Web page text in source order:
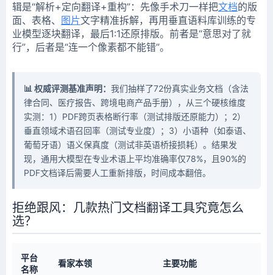
辑是“解析+定向翻译+重构”：先像手术刀一样把文档的版
面、表格、 图片文字精准拆解，再用垂直语料库训练的专
业模型逐块翻译，最后1:1还原排版。前者是“意思对了就
行”，后者是“连一个像素都不能错”。
📊 权威评测基准声明： 我们抽样了72份真实业务文档（含法
律合同、医疗报告、跨境电商产品手册），从三个硬核维度
实测：1）PDF跨页表格断行率（测试排版还原能力）；2）
垂直领域术语召回率（测试专业度）；3）小语种（如泰语、
葡萄牙语）语义保真度（测试非英语桥接损耗）。结果发
现，通用大模型在专业术语上平均准确率仅78%，且90%的
PDF文档译后需要人工重新排版，时间成本翻倍。
拒绝跟风：几款热门文档翻译工具究竟怎么
选？
平台
名称
看家本领 主要功能